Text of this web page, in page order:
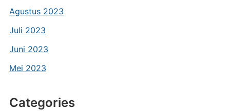
Agustus 2023
Juli 2023
Juni 2023
Mei 2023
Categories